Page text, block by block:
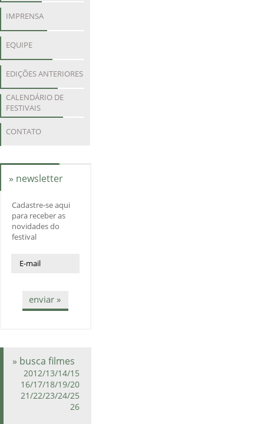
IMPRENSA
EQUIPE
EDIÇÕES ANTERIORES
CALENDÁRIO DE
FESTIVAIS
CONTATO
» newsletter
Cadastre-se aqui
para receber as
novidades do
festival
enviar »
» busca filmes
2012/13/14/15
16/17/18/19/20
21/22/23/24/25
26